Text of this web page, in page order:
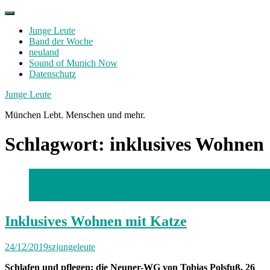
Skip
contentJunge Leute
Band der Woche
neuland
Sound of Munich Now
Datenschutz
Facebook
Twitter
Instagram
Junge Leute
München Lebt. Menschen und mehr.
Schlagwort: inklusives Wohnen
Inklusives Wohnen mit Katze
24/12/2019szjungeleute
Schlafen und pflegen: die Neuner-WG von Tobias Polsfuß, 26